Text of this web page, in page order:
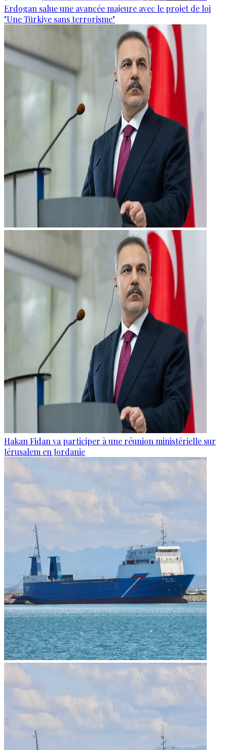
Erdogan salue une avancée majeure avec le projet de loi
"Une Türkiye sans terrorisme"
Hakan Fidan va participer à une réunion ministérielle sur
Jérusalem en Jordanie